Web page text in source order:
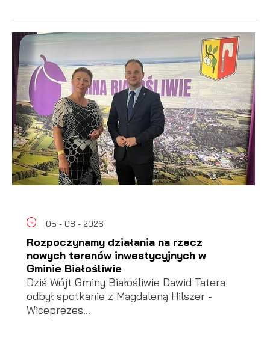
05 - 08 - 2026
Rozpoczynamy działania na rzecz
nowych terenów inwestycyjnych w
Gminie Białośliwie
Dziś Wójt Gminy Białośliwie Dawid Tatera
odbył spotkanie z Magdaleną Hilszer -
Wiceprezes...